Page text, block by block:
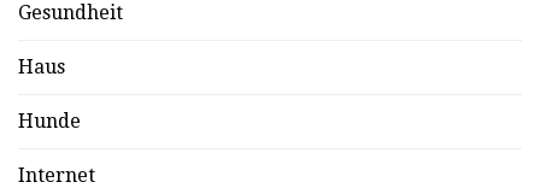
Gesundheit
Haus
Hunde
Internet